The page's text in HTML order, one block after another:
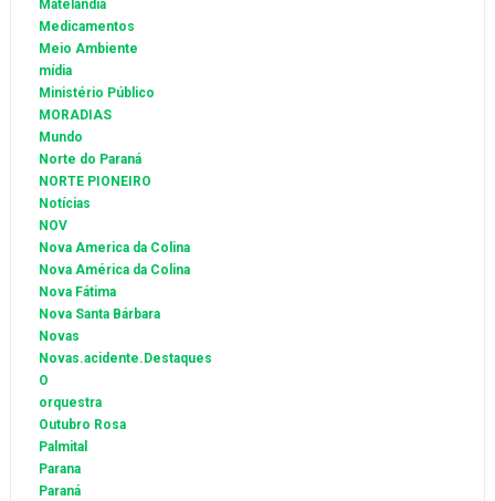
Matelândia
Medicamentos
Meio Ambiente
mídia
Ministério Público
MORADIAS
Mundo
Norte do Paraná
NORTE PIONEIRO
Notícias
NOV
Nova America da Colina
Nova América da Colina
Nova Fátima
Nova Santa Bárbara
Novas
Novas.acidente.Destaques
O
orquestra
Outubro Rosa
Palmital
Parana
Paraná